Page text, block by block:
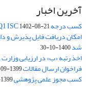
آخرین اخبار
کسب درجه Q1 ISC1402-08-21
امکان دریافت فایل پذیرش و
شد1400-10-30
اخذ رتبه «ب» در ارزیابی
فراخوان ارسال مقالات1399-09-25
کسب مجوز علمی پژوهشی1399-09-19